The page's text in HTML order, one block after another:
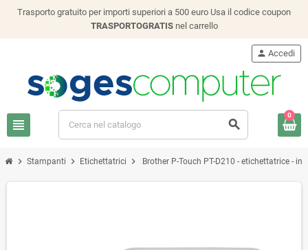
Trasporto gratuito per importi superiori a 500 euro Usa il codice coupon
TRASPORTOGRATISnel carrello
view_headline search
person Accedi
0
chevron_right Stampanti chevron_right Etichettatrici chevron_right Brother P-Touch PT-D210 - etichettatrice -